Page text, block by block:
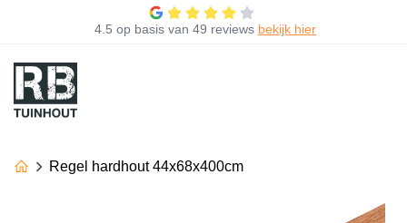
4.5 op basis van 49 reviews bekijk hier
Regel hardhout 44x68x400cm